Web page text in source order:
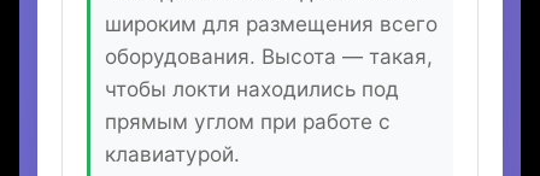
🏢
Подходящий стол
Стол должен быть достаточно